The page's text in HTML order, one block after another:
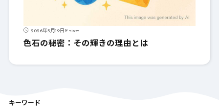
2026年5月19日 9 view
色石の秘密：その輝きの理由とは
キーワード